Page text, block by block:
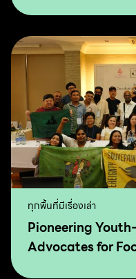
ทุกพื้นที่มีเรื่องเล่า
Pioneering
Advocates for